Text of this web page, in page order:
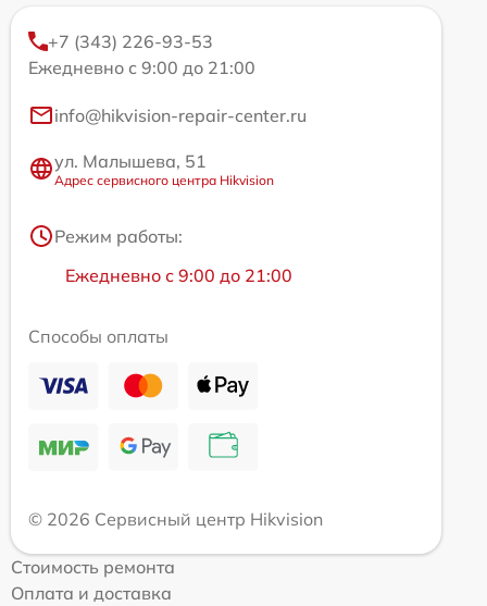
+7 (343) 226-93-53
Ежедневно с 9:00 до 21:00
info@hikvision-repair-center.ru
ул. Малышева, 51
Адрес сервисного центра Hikvision
Режим работы:
Ежедневно с 9:00 до 21:00
Способы оплаты
© 2026 Сервисный центр Hikvision
Стоимость ремонта
Оплата и доставка